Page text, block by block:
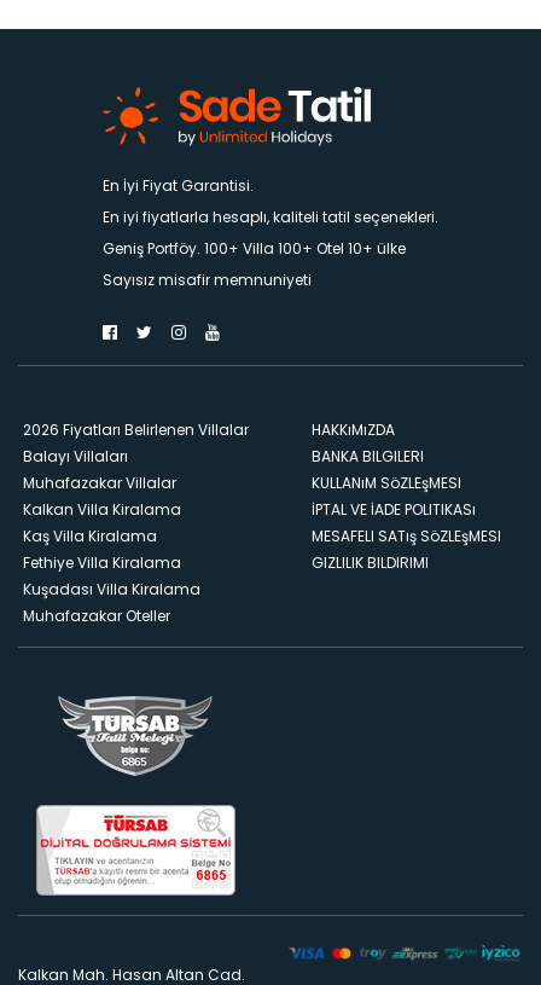
En İyi Fiyat Garantisi.
En iyi fiyatlarla hesaplı, kaliteli tatil seçenekleri.
Geniş Portföy. 100+ Villa 100+ Otel 10+ ülke
Sayısız misafir memnuniyeti
2026 Fiyatları Belirlenen Villalar
Balayı Villaları
Muhafazakar Villalar
Kalkan Villa Kiralama
Kaş Villa Kiralama
Fethiye Villa Kiralama
Kuşadası Villa Kiralama
Muhafazakar Oteller
HAKKıMıZDA
BANKA BILGILERI
KULLANıM SöZLEşMESI
İPTAL VE İADE POLITIKASı
MESAFELI SATış SöZLEşMESI
GIZLILIK BILDIRIMI
Kalkan Mah. Hasan Altan Cad.